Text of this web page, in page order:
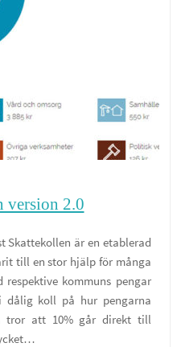
version 2.0
Skattekollen är en etablerad
till en stor hjälp för många
kommuns pengar
koll på hur pengarna
tror att 10% går direkt till